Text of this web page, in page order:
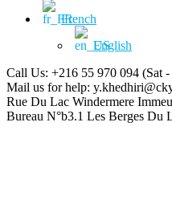
French
English
Call Us: +216 55 970 094 (Sat
Mail us for help:
Rue Du Lac Windermere
Bureau N°b3.1 Les Berges Du